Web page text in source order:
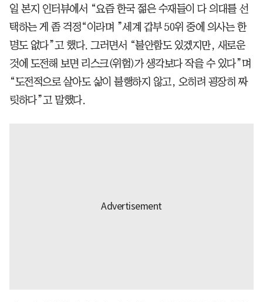
일 본지 인터뷰에서 “요즘 한국 젊은 수재들이 다 의대를 선
택하는 게 좀 걱정“이라며 ”세계 갑부 50위 중에 의사는 한
명도 없다”고 했다. 그러면서 “불안함도 있겠지만, 새로운
것에 도전해 보면 리스크(위험)가 생각보다 작을 수 있다”며
“도전적으로 살아도 삶이 불행하지 않고, 오히려 굉장히 짜
릿하다”고 말했다.